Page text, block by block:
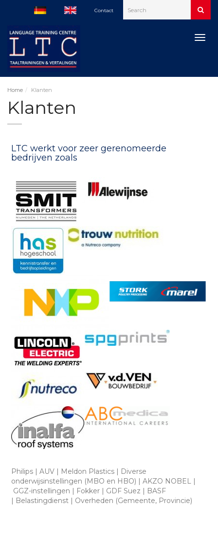
Contact
Home Klanten
Klanten
LTC werkt voor zeer gerenomeerde
bedrijven zoals
Philips | AUV | Meldon Plastics | Diverse
onderwijsinstellingen (MBO en HBO) | AKZO NOBEL |
GGZ-instellingen | Fokker | GDF Suez | BASF
| Belastingdienst | Overheden (Gemeente, Provincie)